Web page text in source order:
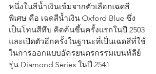
หนึ่งในสีน้ำเงินเข้มจากตัวเลือกเฉดสี
พิเศษ คือ เฉดสีน้ำเงิน Oxford Blue ซึ่ง
เป็นโทนสีทึบ คิดค้นขึ้นครั้งแรกในปี 2503
และเปิดตัวอีกครั้งในฐานะที่เป็นเฉดสีที่ใช้
ในการออกแบบอัครยนตรกรรมเบนท์ลีย์
รุ่น Diamond Series ในปี 2541